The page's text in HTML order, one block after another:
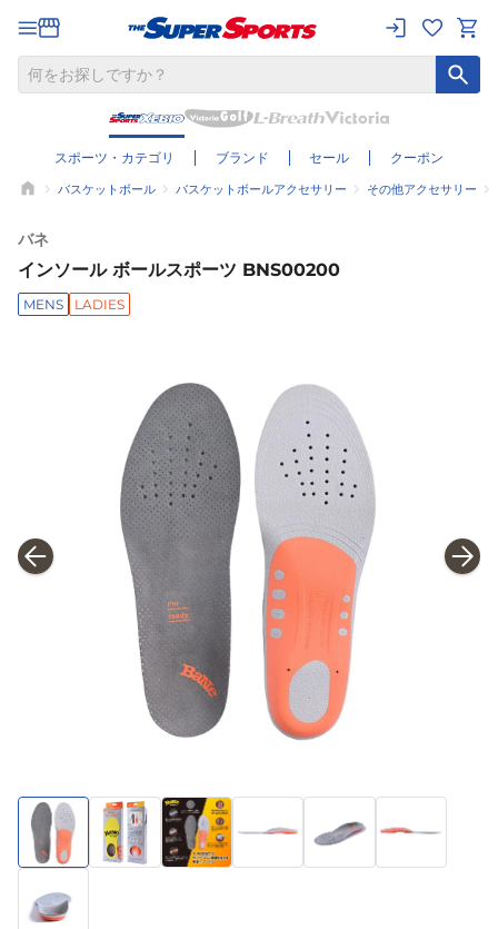
スポーツ・カテゴリ ブランド セール クーポン
バスケットボール バスケットボールアクセサリー その他アクセサリー
バネ
インソール ボールスポーツ BNS00200
MENS LADIES